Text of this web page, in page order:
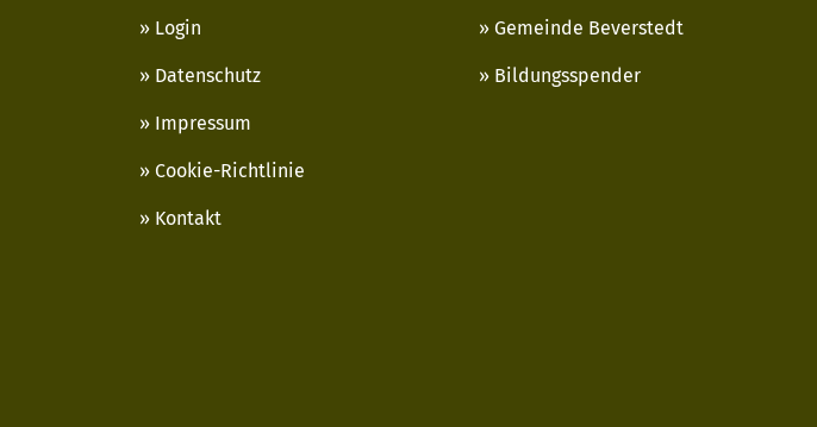
Login
Datenschutz
Impressum
Cookie-Richtlinie
Kontakt
Gemeinde Beverstedt
Bildungsspender